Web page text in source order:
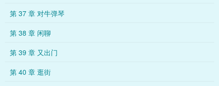
第 37 章 对牛弹琴
第 38 章 闲聊
第 39 章 又出门
第 40 章 逛街